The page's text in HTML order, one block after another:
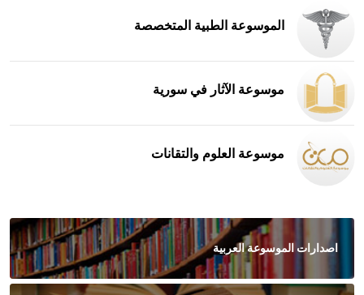
الموسوعة الطبية المتخصصة
موسوعة الآثار في سورية
موسوعة العلوم والتقانات
اصدارات الموسوعة العربية